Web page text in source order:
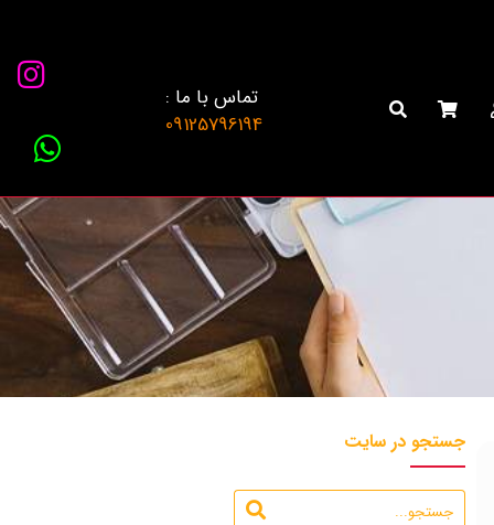
تماس با ما :
09125796194
جستجو در سایت